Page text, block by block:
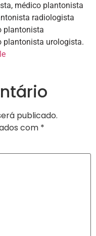
médico plantonista
radiologista
plantonista
plantonista urologista.
publicado.
com *